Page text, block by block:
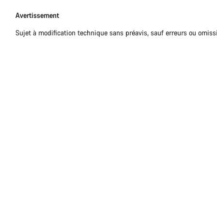
Avertissement
Sujet à modification technique sans préavis, sauf erreurs ou